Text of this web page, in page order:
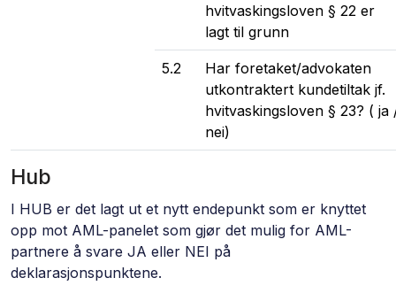
hvitvaskingsloven § 22 er
lagt til grunn
5.2
Har foretaket/advokaten
utkontraktert kundetiltak jf.
hvitvaskingsloven § 23? ( ja
nei)
Hub
I HUB er det lagt ut et nytt endepunkt som er knyttet
opp mot AML-panelet som gjør det mulig for AML-
partnere å svare JA eller NEI på
deklarasjonspunktene.